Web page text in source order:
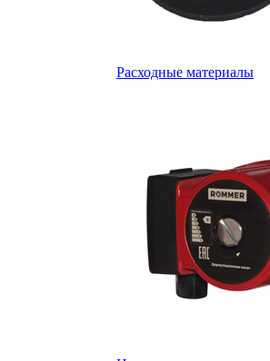
Расходные материалы